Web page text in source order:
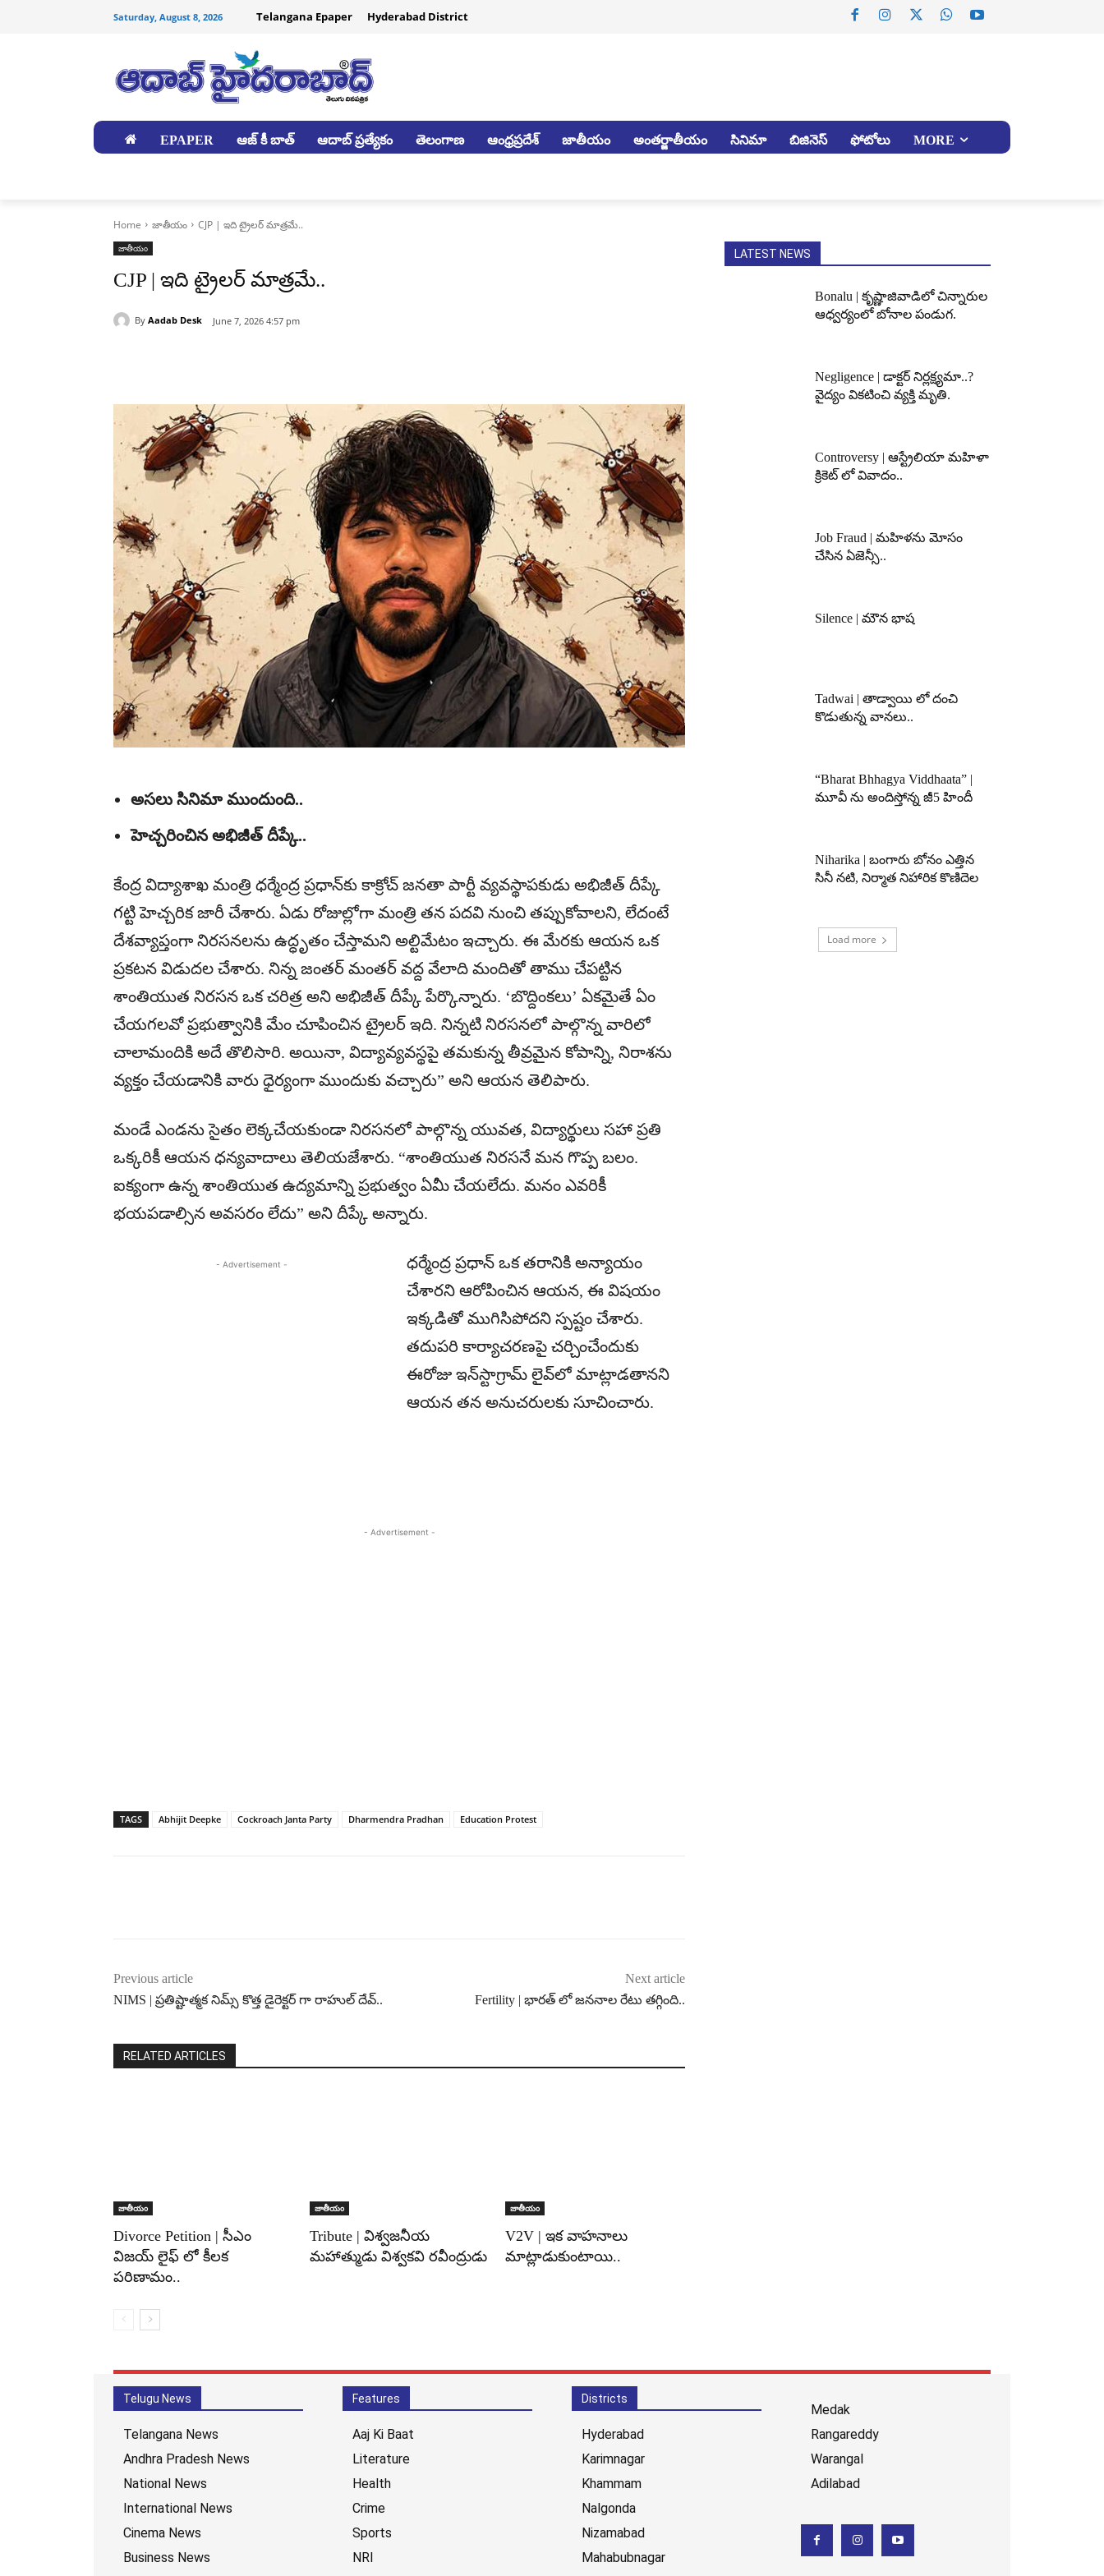
Saturday, August 8, 2026 Telangana Epaper Hyderabad District
EPAPER ఆజ్ కీ బాత్ ఆదాబ్ ప్రత్యేకం తెలంగాణ ఆంధ్రప్రదేశ్ జాతీయం అంతర్జాతీయం సినిమా బిజినెస్ ఫోటోలు MORE
Home జాతీయం CJP | ఇది ట్రైలర్ మాత్రమే..
జాతీయం
CJP | ఇది ట్రైలర్ మాత్రమే..
By Aadab Desk June 7, 2026 4:57 pm
అసలు సినిమా ముందుంది..
హెచ్చరించిన అభిజీత్ దీప్కే..
కేంద్ర విద్యాశాఖ మంత్రి ధర్మేంద్ర ప్రధాన్‌కు కాక్రోచ్ జనతా పార్టీ వ్యవస్థాపకుడు అభిజీత్ దీప్కే
గట్టి హెచ్చరిక జారీ చేశారు. ఏడు రోజుల్లోగా మంత్రి తన పదవి నుంచి తప్పుకోవాలని, లేదంటే
దేశవ్యాప్తంగా నిరసనలను ఉద్ధృతం చేస్తామని అల్టిమేటం ఇచ్చారు. ఈ మేరకు ఆయన ఒక
ప్రకటన విడుదల చేశారు. నిన్న జంతర్ మంతర్ వద్ద వేలాది మందితో తాము చేపట్టిన
శాంతియుత నిరసన ఒక చరిత్ర అని అభిజీత్ దీప్కే పేర్కొన్నారు. ‘బొద్దింకలు’ ఏకమైతే ఏం
చేయగలవో ప్రభుత్వానికి మేం చూపించిన ట్రైలర్ ఇది. నిన్నటి నిరసనలో పాల్గొన్న వారిలో
చాలామందికి అదే తొలిసారి. అయినా, విద్యావ్యవస్థపై తమకున్న తీవ్రమైన కోపాన్ని, నిరాశను
వ్యక్తం చేయడానికి వారు ధైర్యంగా ముందుకు వచ్చారు” అని ఆయన తెలిపారు.
మండే ఎండను సైతం లెక్కచేయకుండా నిరసనలో పాల్గొన్న యువత, విద్యార్థులు సహా ప్రతి
ఒక్కరికీ ఆయన ధన్యవాదాలు తెలియజేశారు. “శాంతియుత నిరసనే మన గొప్ప బలం.
ఐక్యంగా ఉన్న శాంతియుత ఉద్యమాన్ని ప్రభుత్వం ఏమీ చేయలేదు. మనం ఎవరికీ
భయపడాల్సిన అవసరం లేదు” అని దీప్కే అన్నారు.
- Advertisement -
ధర్మేంద్ర ప్రధాన్ ఒక తరానికి అన్యాయం
చేశారని ఆరోపించిన ఆయన, ఈ విషయం
ఇక్కడితో ముగిసిపోదని స్పష్టం చేశారు.
తదుపరి కార్యాచరణపై చర్చించేందుకు
ఈరోజు ఇన్‌స్టాగ్రామ్ లైవ్‌లో మాట్లాడతానని
ఆయన తన అనుచరులకు సూచించారు.
- Advertisement -
TAGS Abhijit Deepke Cockroach Janta Party Dharmendra Pradhan Education Protest
Previous article
NIMS | ప్రతిష్టాత్మక నిమ్స్ కొత్త డైరెక్టర్ గా రాహుల్ దేవ్..
Next article
Fertility | భారత్ లో జననాల రేటు తగ్గింది..
RELATED ARTICLES
జాతీయం
Divorce Petition | సీఎం
విజయ్ లైఫ్ లో కీలక
పరిణామం..
జాతీయం
Tribute | విశ్వజనీయ
మహాత్ముడు విశ్వకవి రవీంద్రుడు
జాతీయం
V2V | ఇక వాహనాలు
మాట్లాడుకుంటాయి..
LATEST NEWS
Bonalu | కృష్ణాజివాడిలో చిన్నారుల
ఆధ్వర్యంలో బోనాల పండుగ.
Negligence | డాక్టర్ నిర్లక్ష్యమా..?
వైద్యం వికటించి వ్యక్తి మృతి.
Controversy | ఆస్ట్రేలియా మహిళా
క్రికెట్ లో వివాదం..
Job Fraud | మహిళను మోసం
చేసిన ఏజెన్సీ..
Silence | మౌన భాష
Tadwai | తాడ్వాయి లో దంచి
కొడుతున్న వానలు..
“Bharat Bhhagya Viddhaata” |
మూవీ ను అందిస్తోన్న జీ5 హిందీ
Niharika | బంగారు బోనం ఎత్తిన
సినీ నటి, నిర్మాత నిహారిక కొణిదెల
Load more
Telugu News
Telangana News
Andhra Pradesh News
National News
International News
Cinema News
Business News
Features
Aaj Ki Baat
Literature
Health
Crime
Sports
NRI
Districts
Hyderabad
Karimnagar
Khammam
Nalgonda
Nizamabad
Mahabubnagar
Medak
Rangareddy
Warangal
Adilabad